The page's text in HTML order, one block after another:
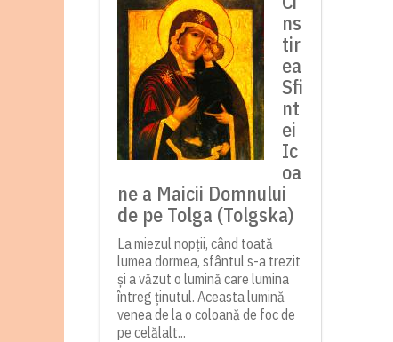
ns
tir
ea
Sfi
nt
ei
Ic
oa
ne a Maicii Domnului
de pe Tolga (Tolgska)
La miezul nopții, când toată
lumea dormea, sfântul s-a trezit
și a văzut o lumină care lumina
întreg ținutul. Aceasta lumină
venea de la o coloană de foc de
pe celălalt...